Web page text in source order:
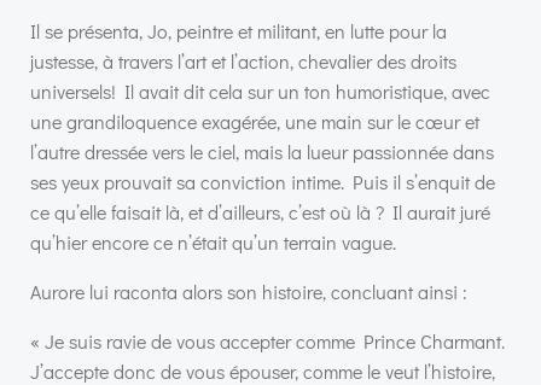
Il se présenta, Jo, peintre et militant, en lutte pour la
justesse, à travers l’art et l’action, chevalier des droits
universels! Il avait dit cela sur un ton humoristique, avec
une grandiloquence exagérée, une main sur le cœur et
l’autre dressée vers le ciel, mais la lueur passionnée dans
ses yeux prouvait sa conviction intime. Puis il s’enquit de
ce qu’elle faisait là, et d’ailleurs, c’est où là ? Il aurait juré
qu’hier encore ce n’était qu’un terrain vague.
Aurore lui raconta alors son histoire, concluant ainsi :
« Je suis ravie de vous accepter comme Prince Charmant.
J’accepte donc de vous épouser, comme le veut l’histoire,